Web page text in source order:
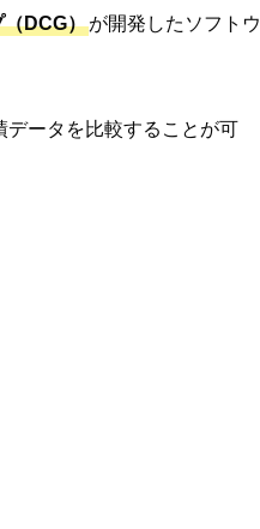
（DCG）が開発したソフトウ
ータを比較することが可